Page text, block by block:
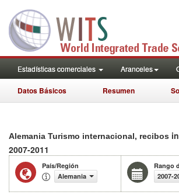
Estadísticas comerciales Aranceles
Datos Básicos Resumen
Alemania Turismo internacional, recibos
2007-2011
País/Región
Alemania
Rango
2007-